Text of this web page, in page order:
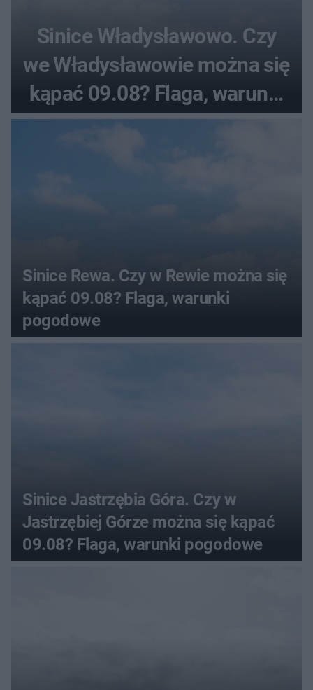
Sinice Władysławowo. Czy
we Władysławowie można się
kąpać 09.08? Flaga, warunki
pogodowe
Sinice Rewa. Czy w Rewie można się
kąpać 09.08? Flaga, warunki
pogodowe
Sinice Jastrzębia Góra. Czy w
Jastrzębiej Górze można się kąpać
09.08? Flaga, warunki pogodowe